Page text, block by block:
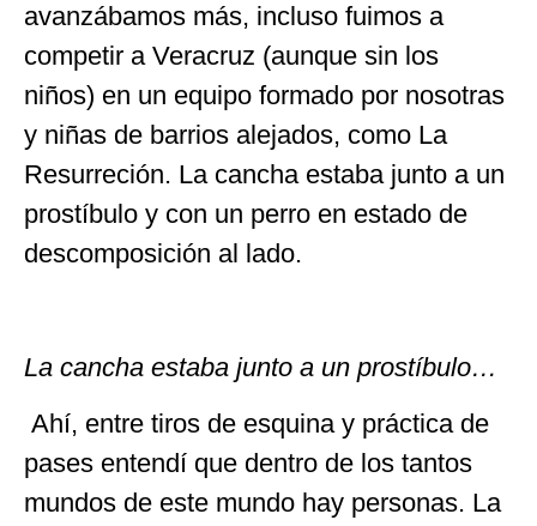
avanzábamos más, incluso fuimos a
competir a Veracruz (aunque sin los
niños) en un equipo formado por nosotras
y niñas de barrios alejados, como La
Resurreción. La cancha estaba junto a un
prostíbulo y con un perro en estado de
descomposición al lado.
La cancha estaba junto a un prostíbulo…
Ahí, entre tiros de esquina y práctica de
pases entendí que dentro de los tantos
mundos de este mundo hay personas. La